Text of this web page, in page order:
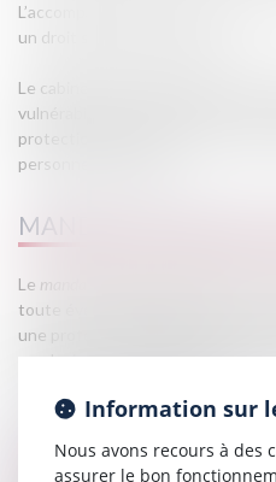
L’accompagnement d’un avocat
un droit souvent peu utilisé.
Le cabinet accompagne les clients
vulnérabilité, la mise en place ou le
protection et s’assure de la
personne vulnérable.
MANDAT DE
Le mandat de protection future
toute éventuelle dépendance à
une protection juridique sur
ou plusieurs personnes (
HABILITATION
Information sur
Nous avons recours à des
assurer le bon